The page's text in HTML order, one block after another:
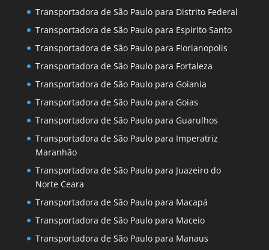
Transportadora de São Paulo para Distrito Federal
Transportadora de São Paulo para Espirito Santo
Transportadora de São Paulo para Florianopolis
Transportadora de São Paulo para Fortaleza
Transportadora de São Paulo para Goiania
Transportadora de São Paulo para Goias
Transportadora de São Paulo para Guarulhos
Transportadora de São Paulo para Imperatriz
Maranhão
Transportadora de São Paulo para Juazeiro do
Norte Ceara
Transportadora de São Paulo para Macapá
Transportadora de São Paulo para Maceio
Transportadora de São Paulo para Manaus